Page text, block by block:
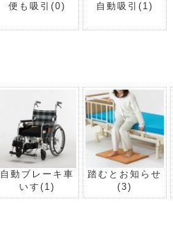
便も吸引 (0) 自動吸引 (1)
自動ブレーキ車
いす (1)
踏むとお知らせ
(3)